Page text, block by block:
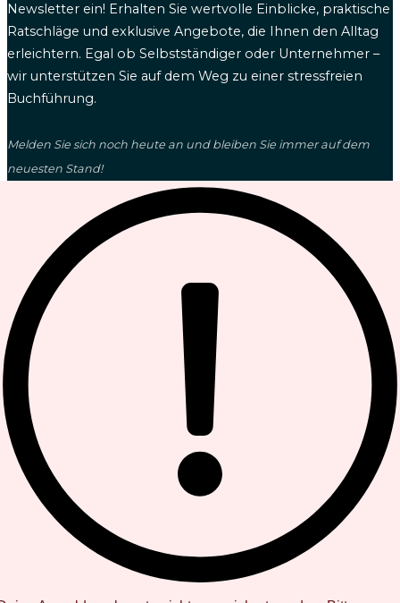
Newsletter ein! Erhalten Sie wertvolle Einblicke, praktische
Ratschläge und exklusive Angebote, die Ihnen den Alltag
erleichtern. Egal ob Selbstständiger oder Unternehmer –
wir unterstützen Sie auf dem Weg zu einer stressfreien
Buchführung.
Melden Sie sich noch heute an und bleiben Sie immer auf dem
neuesten Stand!